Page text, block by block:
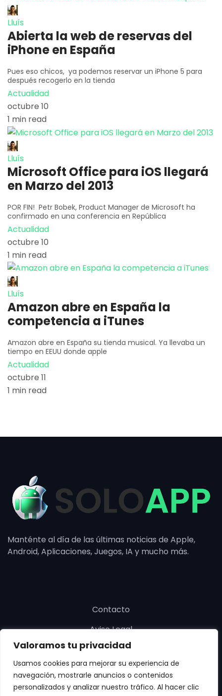
Valoramos tu privacidad
Usamos cookies para mejorar su experiencia de
navegación, mostrarle anuncios o contenidos
personalizados y analizar nuestro tráfico. Al hacer clic
Lluís
Abierta la web de reservas del
iPhone en España
Pues eso chicos, ya podemos reservar un iPhone 5 para
después recogerlo en la tienda
Actualidad
octubre 10
1 min read
Lluís
Microsoft Office para iOS llegará
en Marzo del 2013
POR FIN! Petr Bobek, Product Manager de Microsoft ha
confirmado en una conferencia en República
Actualidad
octubre 10
1 min read
Lluís
Amazon abre en España la
competencia a iTunes
Amazon abre en España su tienda musical. Ya llevaba un
tiempo en EEUU donde apple
Actualidad
octubre 11
1 min read
Manténte al día de las últimas noticias de Apple,
Android, Aplicaciones, Juegos, IA y mucho más.
Contacto
Aviso Legal
Política de cookies
Política de privacidad